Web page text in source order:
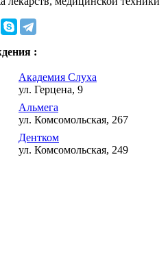
:
Академия Слуха
ул. Герцена, 9
Альмега
ул. Комсомольская, 267
Дентком
ул. Комсомольская, 249